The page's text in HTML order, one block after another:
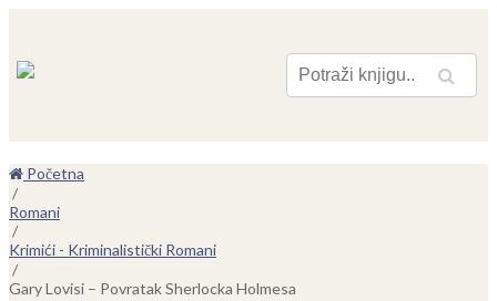
Pretraga
Početna
/
Romani
/
Krimići - Kriminalistički Romani
/
Gary Lovisi – Povratak Sherlocka Holmesa